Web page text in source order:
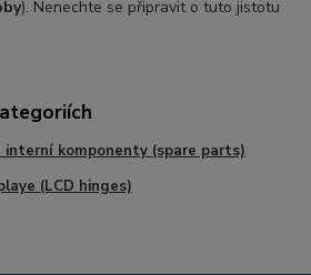
). Nenechte se připravit o tuto jistotu
interní komponenty (spare parts)
(LCD hinges)